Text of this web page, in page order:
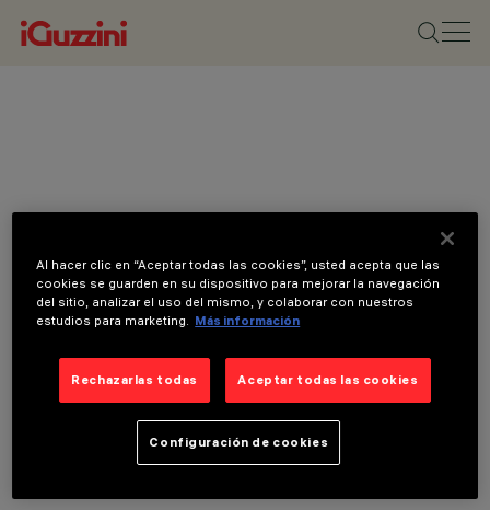
CATEGORÍAS
Al hacer clic en “Aceptar todas las cookies”, usted acepta que las
cookies se guarden en su dispositivo para mejorar la navegación
del sitio, analizar el uso del mismo, y colaborar con nuestros
estudios para marketing.
Más información
Rechazarlas todas Aceptar todas las cookies
Configuración de cookies